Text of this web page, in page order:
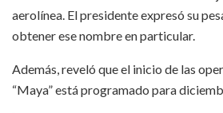
aerolínea. El presidente expresó su
obtener ese nombre en particular.
Además, reveló que el inicio de las
“Maya” está programado para